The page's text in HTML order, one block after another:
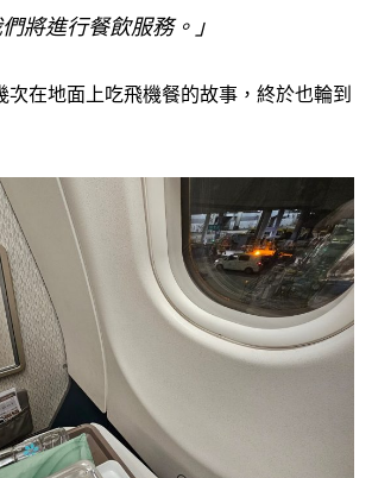
將進行餐飲服務。」
次在地面上吃飛機餐的故事，終於也輪到